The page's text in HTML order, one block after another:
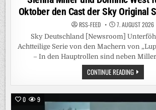
Oktober den Cast der Sky Original
RSS-FEED 7. AUGUST 2026
Sky Deutschland [Newsroom]
Achtteilige Serie von den Machern von
– In den Hauptrollen sind neben
CONTINUE READINGSIENNA
MILLER
UND
DOMINIC
FÜHREN
0 9